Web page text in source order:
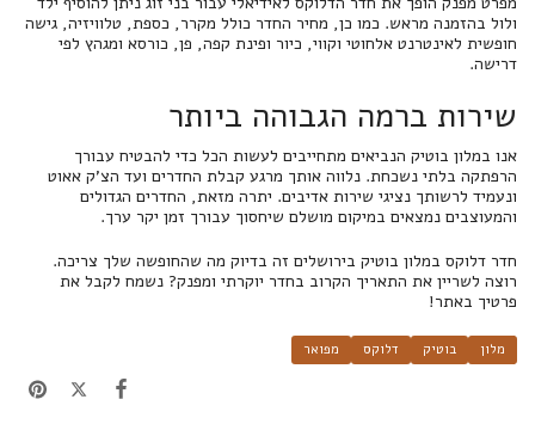
ולול בהזמנה מראש. כמו כן, מחיר החדר כולל מקרר, כספת, טלוויזיה, גישה
חופשית לאינטרנט אלחוטי וקווי, כיור ופינת קפה, פן, כורסא ומגהץ לפי
דרישה.
שירות ברמה הגבוהה ביותר
אנו במלון בוטיק הנביאים מתחייבים לעשות הכל כדי להבטיח עבורך
הרפתקה בלתי נשכחת. נלווה אותך מרגע קבלת החדרים ועד הצ'ק אאוט
ונעמיד לרשותך נציגי שירות אדיבים. יתרה מזאת, החדרים הגדולים
והמעוצבים נמצאים במיקום מושלם שיחסוך עבורך זמן יקר ערך.
חדר דלוקס במלון בוטיק בירושלים זה בדיוק מה שהחופשה שלך צריכה.
רוצה לשריין את התאריך הקרוב בחדר יוקרתי ומפנק? נשמח לקבל את
פרטיך באתר!
מלון בוטיק דלוקס מפואר